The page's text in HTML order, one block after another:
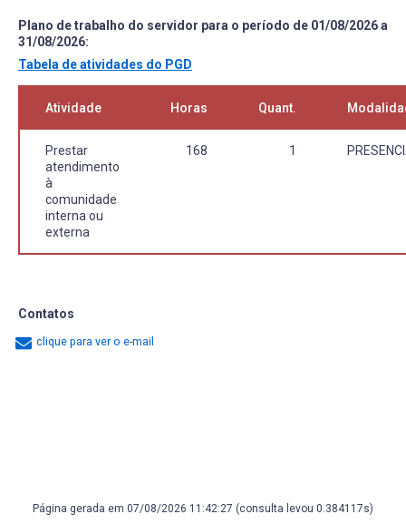
Plano de trabalho do servidor para o período de 01/08/2026 a
31/08/2026:
Tabela de atividades do PGD
Atividade Horas Quant.
Prestar
atendimento
à
comunidade
interna ou
externa
168 1
Contatos
clique para ver o e-mail
Página gerada em 07/08/2026 11:42:27 (consulta levou 0.384117s)